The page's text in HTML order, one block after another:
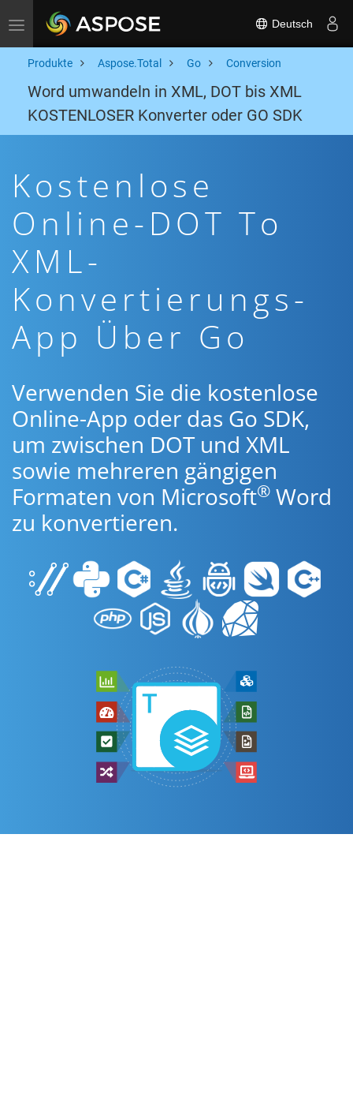
Toggle navigation Deutsch
Produkte Aspose.Total Go Conversion
Word umwandeln in XML, DOT bis XML
KOSTENLOSER Konverter oder GO SDK
Kostenlose
Online-DOT To
XML-
Konvertierungs-
App Über Go
Verwenden Sie die kostenlose
Online-App oder das Go SDK,
um zwischen DOT und XML
sowie mehreren gängigen
Formaten von Microsoft® Word
zu konvertieren.